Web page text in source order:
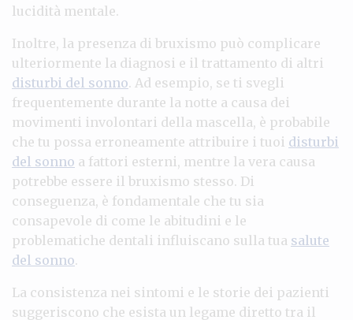
lucidità mentale.
Inoltre, la presenza di bruxismo può complicare
ulteriormente la diagnosi e il trattamento di altri
disturbi del sonno. Ad esempio, se ti svegli
frequentemente durante la notte a causa dei
movimenti involontari della mascella, è probabile
che tu possa erroneamente attribuire i tuoi disturbi
del sonno a fattori esterni, mentre la vera causa
potrebbe essere il bruxismo stesso. Di
conseguenza, è fondamentale che tu sia
consapevole di come le abitudini e le
problematiche dentali influiscano sulla tua salute
del sonno.
La consistenza nei sintomi e le storie dei pazienti
suggeriscono che esista un legame diretto tra il